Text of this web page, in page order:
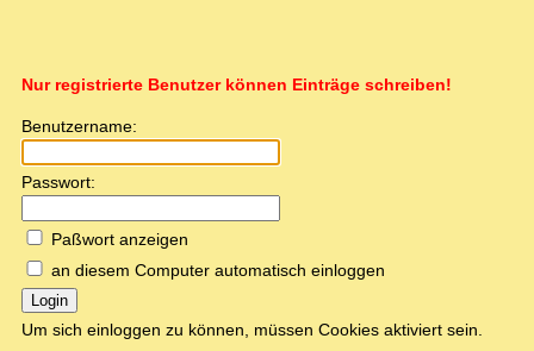
Nur registrierte Benutzer können Einträge schreiben!
Benutzername:
Passwort:
Paßwort anzeigen
an diesem Computer automatisch einloggen
Login
Um sich einloggen zu können, müssen Cookies aktiviert sein.